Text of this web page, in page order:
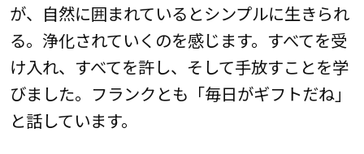
が、自然に囲まれているとシンプルに生きられ
る。浄化されていくのを感じます。すべてを受
け入れ、すべてを許し、そして手放すことを学
びました。フランクとも「毎日がギフトだね」
と話しています。